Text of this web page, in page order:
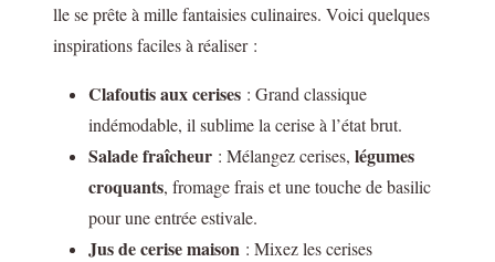
lle se prête à mille fantaisies culinaires. Voici quelques
inspirations faciles à réaliser :
Clafoutis aux cerises : Grand classique
indémodable, il sublime la cerise à l’état brut.
Salade fraîcheur : Mélangez cerises, légumes
croquants, fromage frais et une touche de basilic
pour une entrée estivale.
Jus de cerise maison : Mixez les cerises